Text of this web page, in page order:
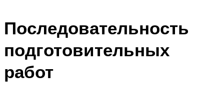
Последовательность
подготовительных
работ